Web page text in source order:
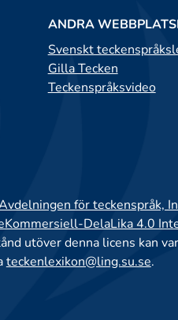
ANDRA
Svenskt
Gilla Tecken
Teckenspråksvideo
för teckenspråk,
DelaLika 4.0
utöver denna licens kan
teckenlexikon@ling.su.se.